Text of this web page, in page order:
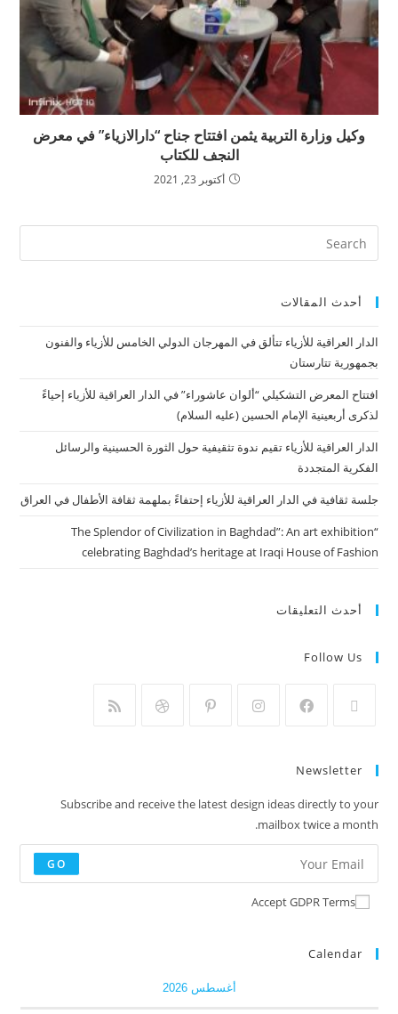
وكيل وزارة التربية يثمن افتتاح جناح “دارالازياء” في معرض
النجف للكتاب
أكتوبر 23, 2021
أحدث المقالات
الدار العراقية للأزياء تتألق في المهرجان الدولي الخامس للأزياء والفنون
بجمهورية تتارستان
افتتاح المعرض التشكيلي “ألوان عاشوراء” في الدار العراقية للأزياء إحياءً
لذكرى أربعينية الإمام الحسين (عليه السلام)
الدار العراقية للأزياء تقيم ندوة تثقيفية حول الثورة الحسينية والرسائل
الفكرية المتجددة
جلسة ثقافية في الدار العراقية للأزياء إحتفاءً بملهمة ثقافة الأطفال في العراق
“The Splendor of Civilization in Baghdad”: An art exhibition
celebrating Baghdad’s heritage at Iraqi House of Fashion
أحدث التعليقات
Follow Us
Newsletter
Subscribe and receive the latest design ideas directly to your
mailbox twice a month.
GO
Accept GDPR Terms
Calendar
أغسطس 2026